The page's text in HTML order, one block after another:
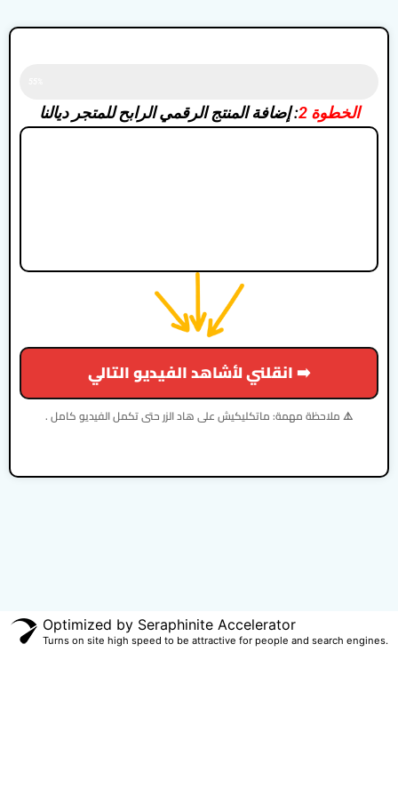
الخطوة 2 : إضافة المنتج الرقمي الرابح للمتجر ديالنا
انقلني لأشاهد الفيديو التالي ➡️
⚠️ ملاحظة مهمة: ماتكليكيش على هاد الزر حتى تكمل الفيديو كامل .
Optimized by Seraphinite Accelerator
Turns on site high speed to be attractive for people and search engines.